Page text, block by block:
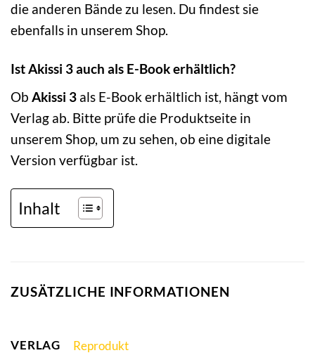
die anderen Bände zu lesen. Du findest sie
ebenfalls in unserem Shop.
Ist Akissi 3 auch als E-Book erhältlich?
Ob Akissi 3 als E-Book erhältlich ist, hängt vom
Verlag ab. Bitte prüfe die Produktseite in
unserem Shop, um zu sehen, ob eine digitale
Version verfügbar ist.
Inhalt
ZUSÄTZLICHE INFORMATIONEN
VERLAG Reprodukt